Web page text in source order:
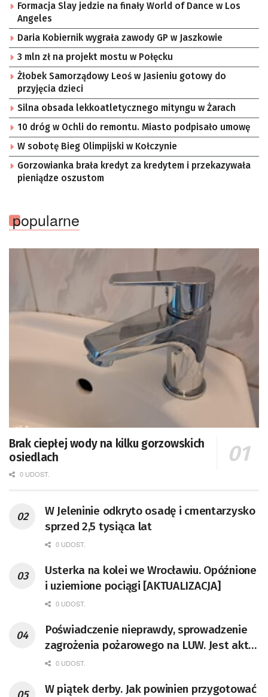
Formacja Slay jedzie na finały World of Dance w Los
Angeles
Daria Kobiernik wygrała zawody GP w Jaszkowie
3 mln zł na projekt mostu w Połęcku
Żłobek Samorządowy Leoś w Jasieniu gotowy do
przyjęcia dzieci
Silna obsada lekkoatletycznego mityngu w Żarach
10 dróg w Ochli do remontu. Miasto podpisało umowę
W sobotę Bieg Olimpijski w Kołczynie
Gorzowianka brała kredyt za kredytem i przekazywała
pieniądze oszustom
popularne
Brak ciepłej wody na kilku gorzowskich
osiedlach
0 UDOST.
W Jeleninie odkryto osadę i cmentarzysko
sprzed 2,5 tysiąca lat
0 UDOST.
Usterka na kolei we Wrocławiu. Opóźnione
i uziemione pociągi [AKTUALIZACJA]
0 UDOST.
Poświadczenie nieprawdy, sprowadzenie
zagrożenia pożarowego na LUW. Jest akt
oskarżenia [AKTUALIZACJA]
0 UDOST.
W piątek derby. Jak powinien przygotować